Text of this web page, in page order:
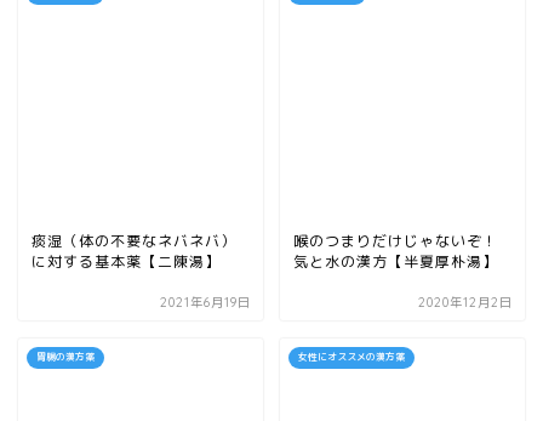
痰湿（体の不要なネバネバ）
に対する基本薬【二陳湯】
2021年6月19日
喉のつまりだけじゃないぞ！
気と水の漢方【半夏厚朴湯】
2020年12月2日
胃腸の漢方薬 女性にオススメの漢方薬